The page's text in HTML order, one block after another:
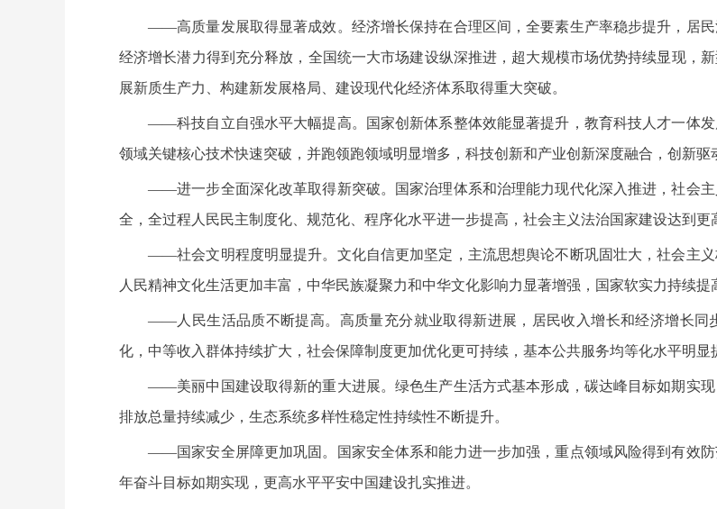
——高质量发展取得显著成效。经济增长保持在合理区间，全要素生产率稳步提升，居
经济增长潜力得到充分释放，全国统一大市场建设纵深推进，超大规模市场优势持续显现，
展新质生产力、构建新发展格局、建设现代化经济体系取得重大突破。
——科技自立自强水平大幅提高。国家创新体系整体效能显著提升，教育科技人才一体
领域关键核心技术快速突破，并跑领跑领域明显增多，科技创新和产业创新深度融合，创新驱
——进一步全面深化改革取得新突破。国家治理体系和治理能力现代化深入推进，社会
全，全过程人民民主制度化、规范化、程序化水平进一步提高，社会主义法治国家建设达到更
——社会文明程度明显提升。文化自信更加坚定，主流思想舆论不断巩固壮大，社会主
人民精神文化生活更加丰富，中华民族凝聚力和中华文化影响力显著增强，国家软实力持续提
——人民生活品质不断提高。高质量充分就业取得新进展，居民收入增长和经济增长同
化，中等收入群体持续扩大，社会保障制度更加优化更可持续，基本公共服务均等化水平明显
——美丽中国建设取得新的重大进展。绿色生产生活方式基本形成，碳达峰目标如期实
排放总量持续减少，生态系统多样性稳定性持续性不断提升。
——国家安全屏障更加巩固。国家安全体系和能力进一步加强，重点领域风险得到有效
年奋斗目标如期实现，更高水平平安中国建设扎实推进。